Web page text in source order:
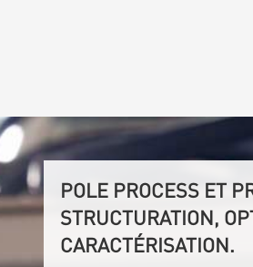
POLE PROCESS ET
STRUCTURATION,
CARACTÉRISATION.